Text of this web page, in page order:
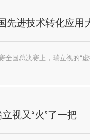
先进技术转化应用
全国总决赛上，瑞立视的“
视又“火”了一把